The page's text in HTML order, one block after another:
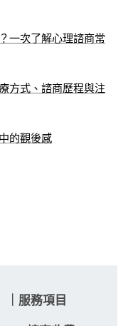
一次了解心理諮商常
方式、諮商歷程與注
的觀後感
服務項目